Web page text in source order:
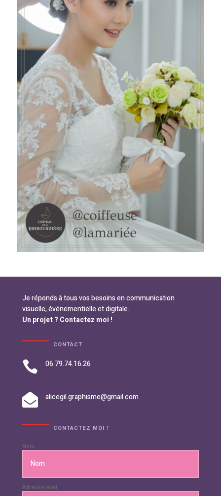
Je réponds à tous vos besoins en communication
visuelle, événementielle et digitale.
Un projet ? Contactez moi !
CONTACT
 06.79.74.16.26
 alicegil.graphisme@gmail.com
CONTACTEZ MOI !
Nom
Adresse mail